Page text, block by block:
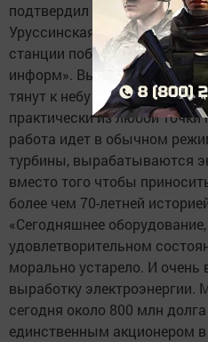
подтвердил
Уруссинская ГРЭС»
станции побывала
информ». Высокие красно-
тянут к небу светлые руки
практически из любой
работа идет в обычном
турбины, вырабатываются
вместо того чтобы
более чем 70-летней
«Сегодняшнее
удовлетворительном
морально устарело. И очень
выработку
сегодня около 800 млн
единственным акционером